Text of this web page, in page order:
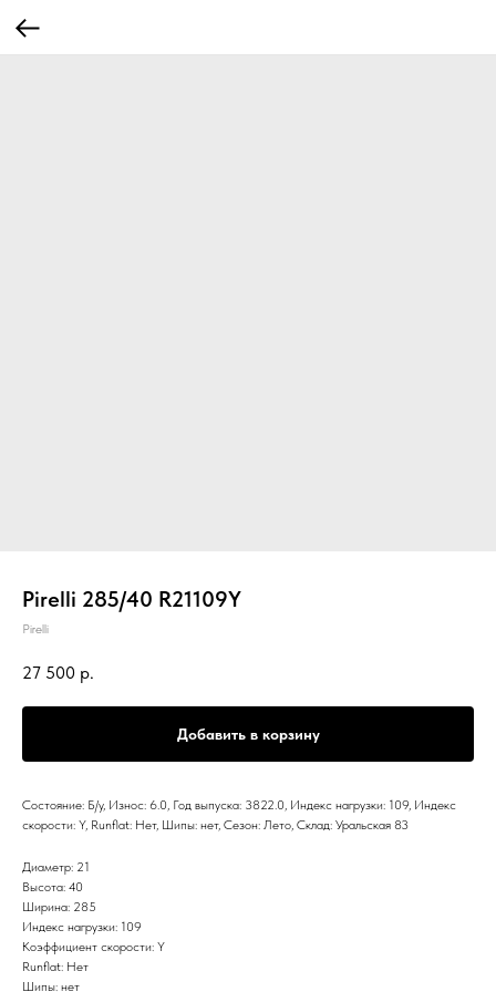
Pirelli 285/40 R21109Y
Pirelli
27 500 р.
Добавить в корзину
Состояние: Б/у, Износ: 6.0, Год выпуска: 3822.0, Индекс нагрузки: 109, Индекс
скорости: Y, Runflat: Нет, Шипы: нет, Сезон: Лето, Склад: Уральская 83
Диаметр: 21
Высота: 40
Ширина: 285
Индекс нагрузки: 109
Коэффициент скорости: Y
Runflat: Нет
Шипы: нет